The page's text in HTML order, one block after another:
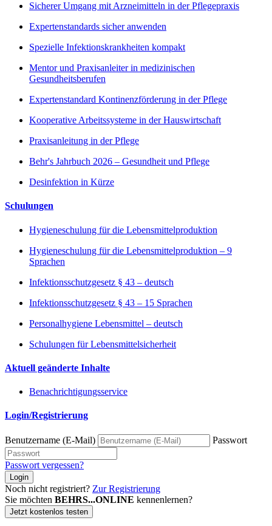
Sicherer Umgang mit Arzneimitteln in der Pflegepraxis
Expertenstandards sicher anwenden
Spezielle Infektionskrankheiten kompakt
Mentor und Praxisanleiter in medizinischen
Gesundheitsberufen
Expertenstandard Kontinenzförderung in der Pflege
Kooperative Arbeitssysteme in der Hauswirtschaft
Praxisanleitung in der Pflege
Behr's Jahrbuch 2026 – Gesundheit und Pflege
Desinfektion in Kürze
Schulungen
Hygieneschulung für die Lebensmittelproduktion
Hygieneschulung für die Lebensmittelproduktion – 9
Sprachen
Infektionsschutzgesetz § 43 – deutsch
Infektionsschutzgesetz § 43 – 15 Sprachen
Personalhygiene Lebensmittel – deutsch
Schulungen für Lebensmittelsicherheit
Aktuell geänderte Inhalte
Benachrichtigungsservice
Login/Registrierung
Benutzername (E-Mail) Passwort
Passwort vergessen?
Login
Noch nicht registriert? Zur Registrierung
Sie möchten BEHRS...ONLINE kennenlernen?
Jetzt kostenlos testen